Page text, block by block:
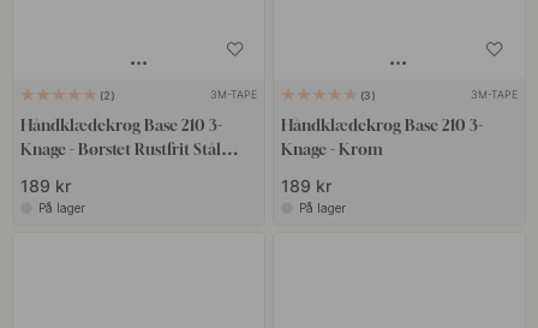
2 3M-TAPE
Håndklædekrog Base 210 3-
Knage - Børstet Rustfrit Stål
189 kr
På lager
3 3M-TAPE
Håndklædekrog Base 210 3-
Knage - Krom
189 kr
På lager